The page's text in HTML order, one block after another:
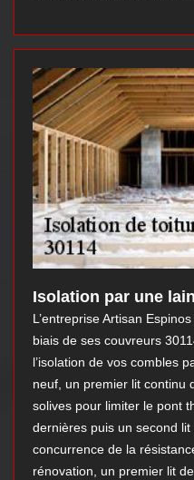
Isolation par une
L’entreprise Artisan
biais de ses couvreurs
l’isolation de vos combles
neuf, un premier lit continu
solives pour limiter le pont
dernières puis un second
concurrence de la
rénovation, un premier lit